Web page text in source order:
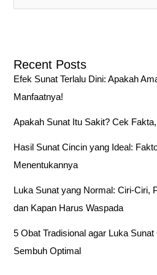
c
h
f
o
Recent Posts
Efek Sunat Terlalu Dini: Apakah
Manfaatnya!
Apakah Sunat Itu Sakit? Cek
Hasil Sunat Cincin yang Ideal:
Menentukannya
Luka Sunat yang Normal: Ciri-Ciri,
dan Kapan Harus Waspada
5 Obat Tradisional agar Luka
Sembuh Optimal